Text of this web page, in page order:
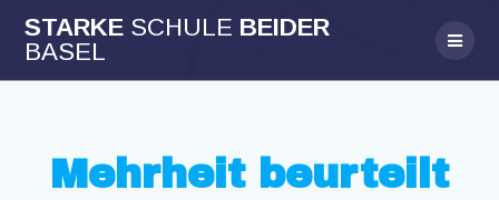
to
STARKE SCHULE BEIDER
BASEL
Mehrheit beurteilt